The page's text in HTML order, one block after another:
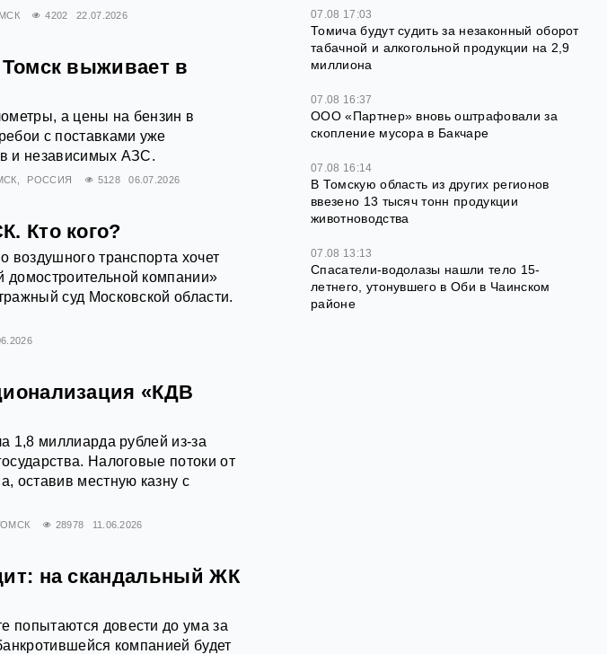
4202 22.07.2026
выживает в
а цены на бензин в
с поставками уже
и независимых АЗС.
РОССИЯ 5128 06.07.2026
Кто кого?
воздушного транспорта хочет
домостроительной компании»
суд Московской области.
«КДВ
1,8 миллиарда рублей из-за
Налоговые потоки от
оставив местную казну с
28978 11.06.2026
на скандальный ЖК
попытаются довести до ума за
компанией будет
07.08 17:03
Томича будут судить за незаконный оборот
табачной и алкогольной продукции на 2,9
миллиона
07.08 16:37
ООО «Партнер» вновь оштрафовали за
скопление мусора в Бакчаре
07.08 16:14
В Томскую область из других регионов
ввезено 13 тысяч тонн продукции
животноводства
07.08 13:13
Спасатели-водолазы нашли тело 15-
летнего, утонувшего в Оби в Чаинском
районе